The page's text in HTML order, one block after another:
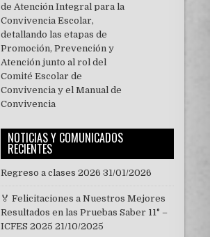
NOTICIAS Y COMUNICADOS
RECIENTES
Regreso a clases 2026 31/01/2026
🏅 Felicitaciones a Nuestros Mejores
Resultados en las Pruebas Saber 11° –
ICFES 2025 21/10/2025